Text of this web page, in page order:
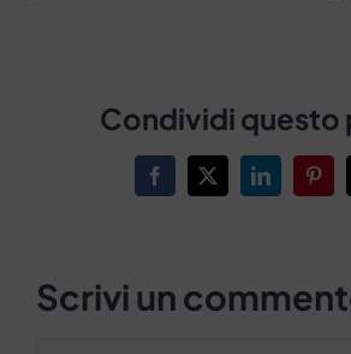
Condividi questo
Facebook
X LinkedIn
Scrivi un